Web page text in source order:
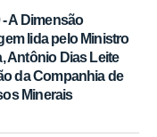
A Dimensão
lida pelo Ministro
Antônio Dias Leite
da Companhia de
Minerais